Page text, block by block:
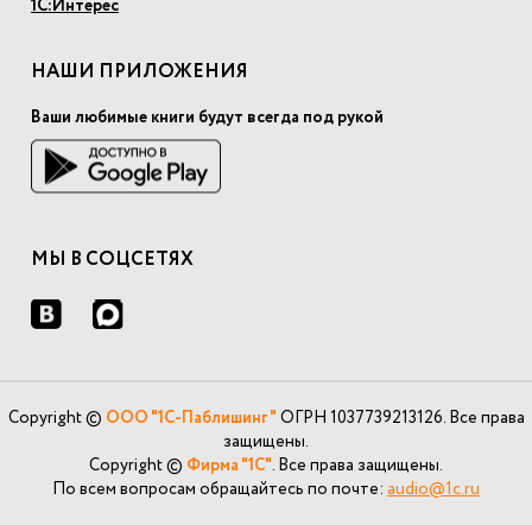
1С:Интерес
НАШИ ПРИЛОЖЕНИЯ
Ваши любимые книги будут всегда под рукой
МЫ В СОЦСЕТЯХ
Copyright © ООО "1С-Паблишинг" ОГРН 1037739213126. Все права
защищены.
Copyright © Фирма "1С". Все права защищены.
По всем вопросам обращайтесь по почте: audio@1c.ru